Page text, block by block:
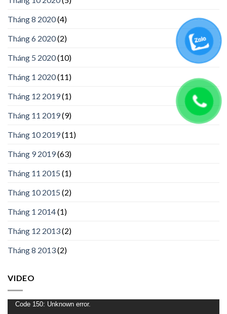
Tháng 8 2020(4)
Tháng 6 2020(2)
Tháng 5 2020(10)
Tháng 1 2020(11)
Tháng 12 2019(1)
Tháng 11 2019(9)
Tháng 10 2019(11)
Tháng 9 2019(63)
Tháng 11 2015 (1)
Tháng 10 2015 (2)
Tháng 1 2014(1)
Tháng 12 2013(2)
Tháng 8 2013(2)
VIDEO
Trình
Code 150: Unknown error.